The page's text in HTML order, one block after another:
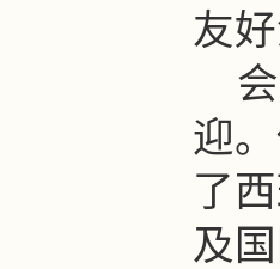
友
迎
了
及